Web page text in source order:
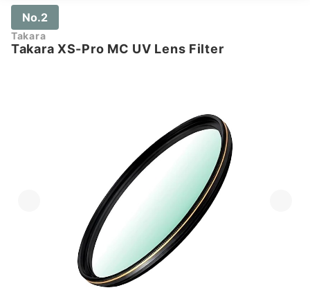
No.2
Takara
Takara XS-Pro MC UV Lens Filter